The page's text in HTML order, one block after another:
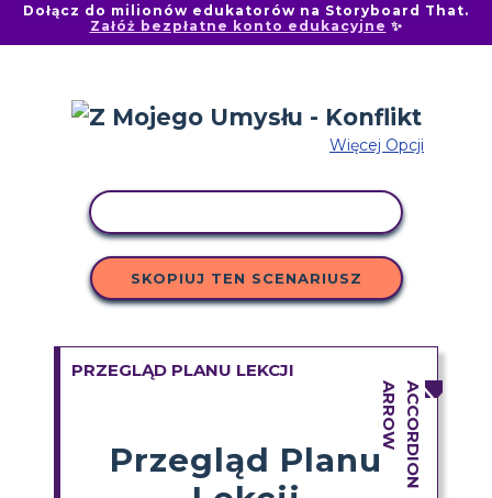
Dołącz do milionów edukatorów na Storyboard That.
Załóż bezpłatne konto edukacyjne ✨
Więcej Opcji
SKOPIUJ TEN SCENARIUSZ
PRZEGLĄD PLANU LEKCJI
Przegląd Planu